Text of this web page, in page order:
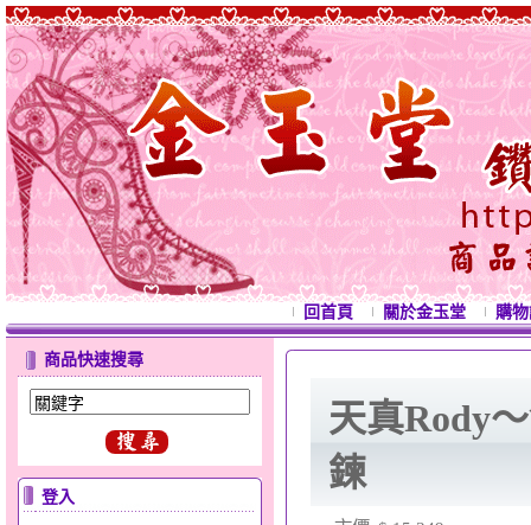
回首頁 關於金玉堂 購
商品快速搜尋
登入
天真Rody
鍊